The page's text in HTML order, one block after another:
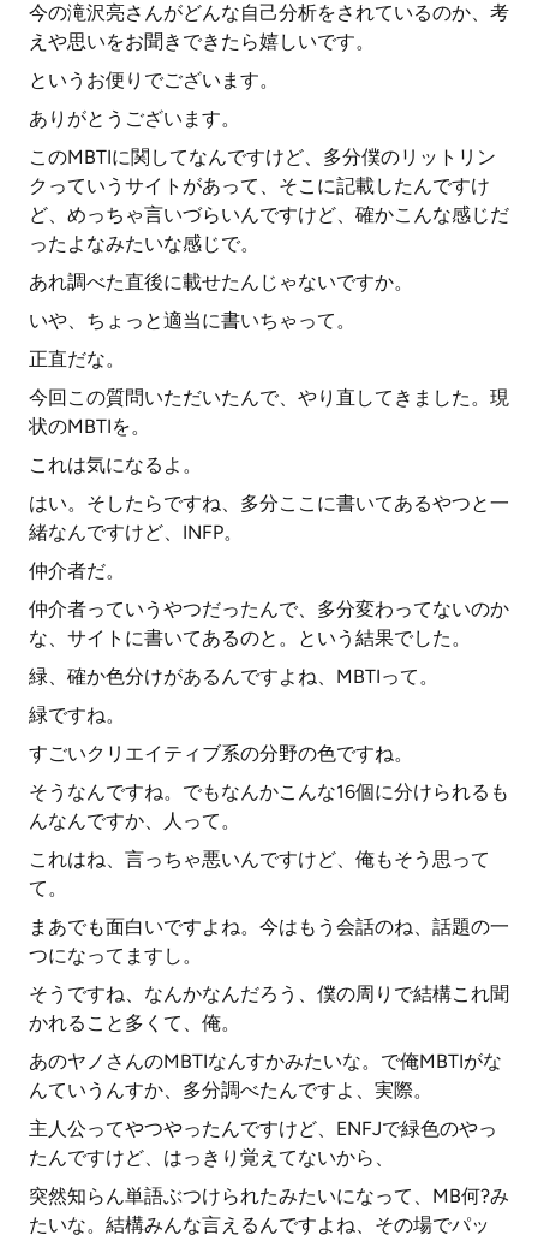
今の滝沢亮さんがどんな自己分析をされているのか、考
えや思いをお聞きできたら嬉しいです。
というお便りでございます。
ありがとうございます。
このMBTIに関してなんですけど、多分僕のリットリン
クっていうサイトがあって、そこに記載したんですけ
ど、めっちゃ言いづらいんですけど、確かこんな感じだ
ったよなみたいな感じで。
あれ調べた直後に載せたんじゃないですか。
いや、ちょっと適当に書いちゃって。
正直だな。
今回この質問いただいたんで、やり直してきました。現
状のMBTIを。
これは気になるよ。
はい。そしたらですね、多分ここに書いてあるやつと一
緒なんですけど、INFP。
仲介者だ。
仲介者っていうやつだったんで、多分変わってないのか
な、サイトに書いてあるのと。という結果でした。
緑、確か色分けがあるんですよね、MBTIって。
緑ですね。
すごいクリエイティブ系の分野の色ですね。
そうなんですね。でもなんかこんな16個に分けられるも
んなんですか、人って。
これはね、言っちゃ悪いんですけど、俺もそう思って
て。
まあでも面白いですよね。今はもう会話のね、話題の一
つになってますし。
そうですね、なんかなんだろう、僕の周りで結構これ聞
かれること多くて、俺。
あのヤノさんのMBTIなんすかみたいな。で俺MBTIがな
んていうんすか、多分調べたんですよ、実際。
主人公ってやつやったんですけど、ENFJで緑色のやっ
たんですけど、はっきり覚えてないから、
突然知らん単語ぶつけられたみたいになって、MB何?み
たいな。結構みんな言えるんですよね、その場でパッ